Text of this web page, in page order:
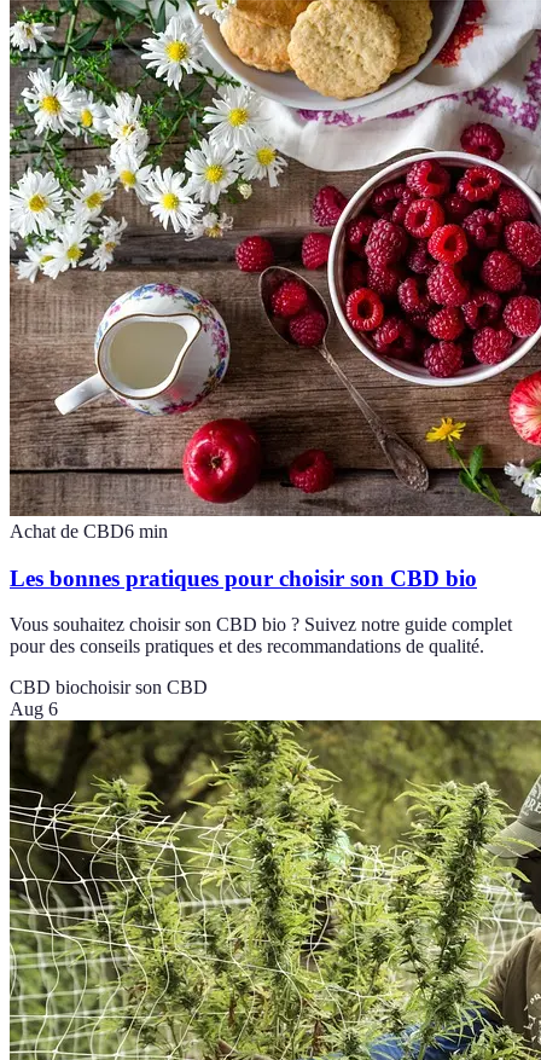
Achat de CBD6 min
Les bonnes pratiques pour choisir son CBD bio
Vous souhaitez choisir son CBD bio ? Suivez notre guide complet
pour des conseils pratiques et des recommandations de qualité.
CBD biochoisir son CBD
Aug 6